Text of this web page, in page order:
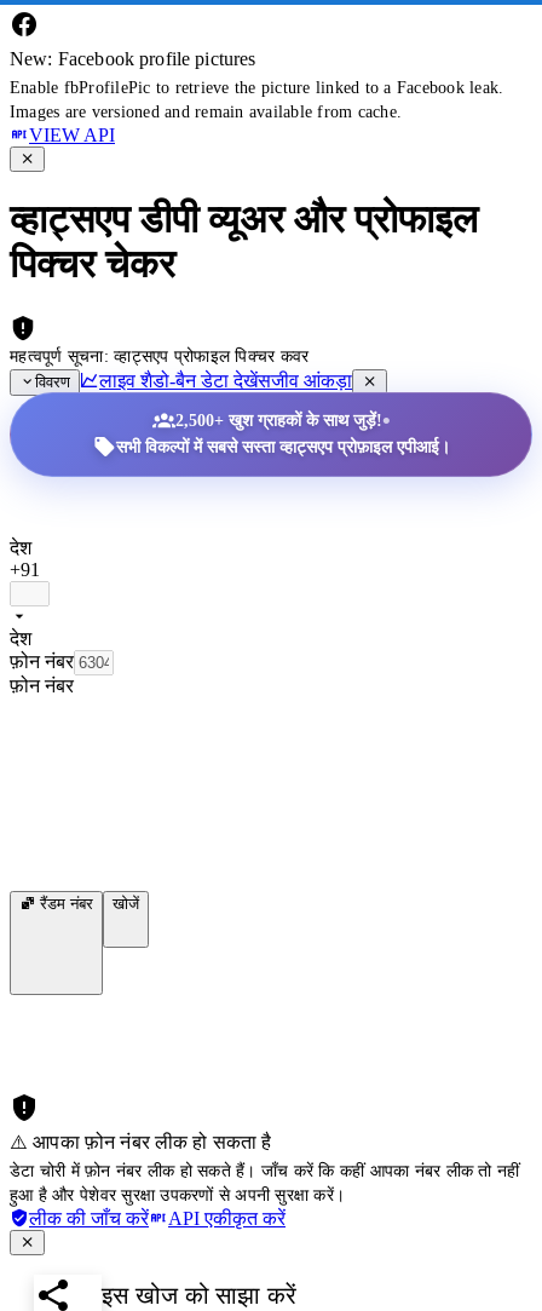
New: Facebook profile pictures
Enable fbProfilePic to retrieve the picture linked to a Facebook leak.
Images are versioned and remain available from cache.
VIEW API
व्हाट्सएप डीपी व्यूअर और प्रोफाइल
पिक्चर चेकर
महत्वपूर्ण सूचना: व्हाट्सएप प्रोफाइल पिक्चर कवर
विवरण
लाइव शैडो-बैन डेटा देखेंसजीव आंकड़ा
2,500+ खुश ग्राहकों के साथ जुड़ें!•
सभी विकल्पों में सबसे सस्ता व्हाट्सएप प्रोफ़ाइल एपीआई।
देश
+91
देश
फ़ोन नंबर
फ़ोन नंबर
रैंडम नंबर खोजें
⚠️ आपका फ़ोन नंबर लीक हो सकता है
डेटा चोरी में फ़ोन नंबर लीक हो सकते हैं। जाँच करें कि कहीं आपका नंबर लीक तो नहीं
हुआ है और पेशेवर सुरक्षा उपकरणों से अपनी सुरक्षा करें।
लीक की जाँच करें API एकीकृत करें
इस खोज को साझा करें